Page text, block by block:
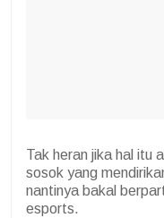
Tak heran jika hal itu
sosok yang
nantinya bakal
esports.